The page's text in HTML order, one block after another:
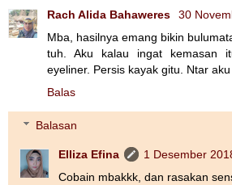
Rach Alida Bahaweres
30
Mba, hasilnya emang bikin
tuh. Aku kalau ingat kemasan
eyeliner. Persis kayak gitu. Ntar
Balas
Balasan
Elliza Efina
1 Desember
Cobain mbakkk, dan rasakan